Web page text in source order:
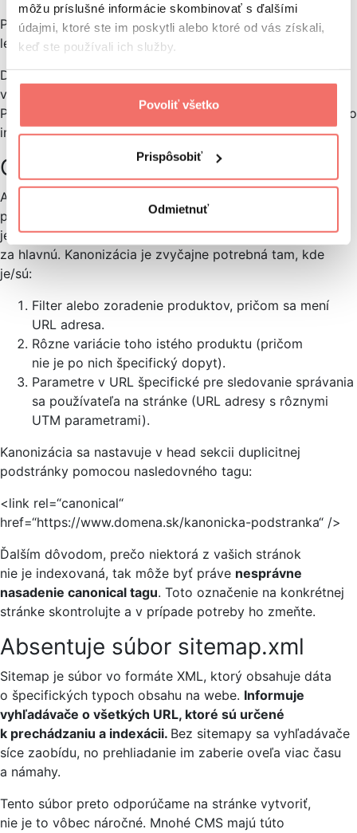
môžu príslušné informácie skombinovať s ďalšími
údajmi, ktoré ste im poskytli alebo ktoré od vás získali,
keď ste používali ich služby.
Povoliť všetko
Prispôsobiť
Odmietnuť
Pre identifikáciu stránok označených ako noindex je ešte
lepším nástrojomScreaming Frog SEO Spider
Dajte si tiež pozor na protichodné noindex a index tagy
v HTML head sekcii a
Problém nastane, ak je stránka v head sekcii označená ako
index, no HTTP header odosiela noindex.
Chybná kanonizácia URL
Ak má určitá skupina stránok totožný alebo veľmi
podobný obsah, je možné pomocou kanonizácie označiť
jednu preferovanú, ktorú by mali vyhľadávače považovať
za hlavnú. Kanonizácia je zvyčajne potrebná tam, kde
je/sú:
Filter alebo zoradenie produktov, pričom sa mení
URL adresa.
Rôzne variácie toho istého produktu (pričom
nie je po nich špecifický dopyt).
Parametre v URL špecifické pre sledovanie správania
sa používateľa na stránke (URL adresy s rôznymi
UTM parametrami).
Kanonizácia sa nastavuje v head sekcii duplicitnej
podstránky pomocou nasledovného tagu:
<link rel=“canonical“
href=“https://www.domena.sk/kanonicka-podstranka“ />
Ďalším dôvodom, prečo niektorá z vašich stránok
nie je indexovaná, tak môže byť práve nesprávne
nasadenie canonical tagu. Toto označenie na konkrétnej
stránke skontrolujte a v prípade potreby ho zmeňte.
Absentuje súbor sitemap.xml
Sitemap je súbor vo formáte XML, ktorý obsahuje dáta
o špecifických typoch obsahu na webe. Informuje
vyhľadávače o všetkých URL, ktoré sú určené
k prechádzaniu a indexácii. Bez sitemapy sa vyhľadávače
síce zaobídu, no prehliadanie im zaberie oveľa viac času
a námahy.
Tento súbor preto odporúčame na stránke vytvoriť,
nie je to vôbec náročné. Mnohé CMS majú túto